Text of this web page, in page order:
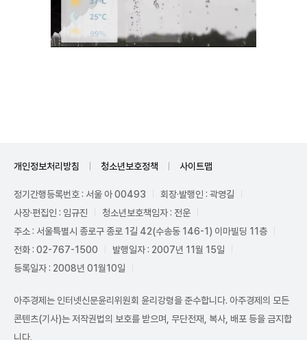
개인정보처리방침 청소년보호정책 사이트맵
정기간행등록번호 : 서울 아 00493
회장·발행인 : 곽영길
사장·편집인 : 임규진
청소년보호책임자 : 전운
주소 : 서울특별시 종로구 종로 1길 42(수송동 146-1) 이마빌딩 11층
전화 : 02-767-1500
발행일자 : 2007년 11월 15일
등록일자 : 2008년 01월10일
아주경제는 인터넷신문윤리위원회 윤리강령을 준수합니다. 아주경제의 모든
콘텐츠(기사)는 저작권법의 보호를 받으며, 무단전재, 복사, 배포 등을 금지합
니다.